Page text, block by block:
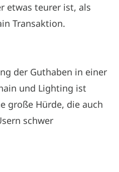
etwas teurer ist, als
Transaktion.
der Guthaben in einer
und Lighting ist
große Hürde, die auch
schwer